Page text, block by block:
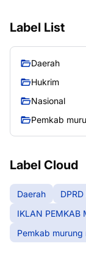
Label List
Daerah
Hukrim
Nasional
Pemkab
Label Cloud
Daerah
IKLAN PEMKAB
Pemkab murung